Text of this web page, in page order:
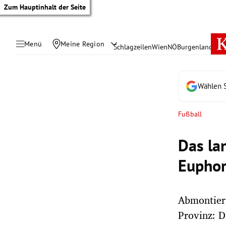
Zum Hauptinhalt der Seite
Menü Meine Region SchlagzeilenWienNÖBurgenland
Wählen
Fußball
Das
Provinz: